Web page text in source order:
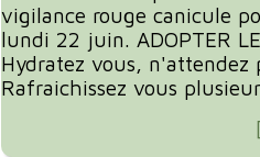
vigilance rouge canicule
lundi 22 juin. ADOPTER
Hydratez vous,
Rafraichissez vous